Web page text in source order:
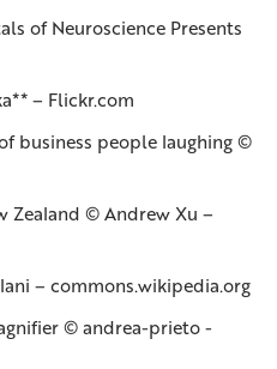
of Neuroscience Presents
– Flickr.com
business people laughing ©
Zealand © Andrew Xu –
– commons.wikipedia.org
© andrea-prieto -